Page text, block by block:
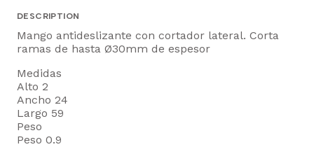
DESCRIPTION
Mango antideslizante con cortador lateral. Corta
ramas de hasta Ø30mm de espesor
Medidas
Alto 2
Ancho 24
Largo 59
Peso
Peso 0.9